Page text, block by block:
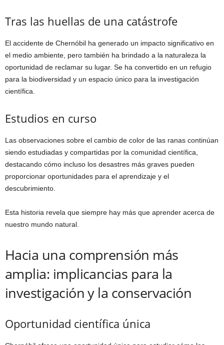
Tras las huellas de una catástrofe
El accidente de Chernóbil ha generado un impacto significativo en
el medio ambiente, pero también ha brindado a la naturaleza la
oportunidad de reclamar su lugar. Se ha convertido en un refugio
para la biodiversidad y un espacio único para la investigación
científica.
Estudios en curso
Las observaciones sobre el cambio de color de las ranas continúan
siendo estudiadas y compartidas por la comunidad científica,
destacando cómo incluso los desastres más graves pueden
proporcionar oportunidades para el aprendizaje y el
descubrimiento.
Esta historia revela que siempre hay más que aprender acerca de
nuestro mundo natural.
Hacia una comprensión más
amplia: implicancias para la
investigación y la conservación
Oportunidad científica única